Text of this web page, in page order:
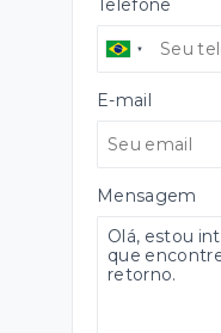
Telefone
E-mail
Mensagem